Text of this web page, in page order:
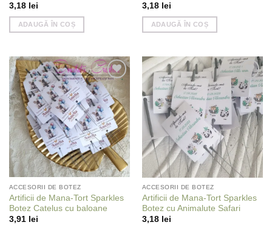
3,18 lei
ADAUGĂ ÎN COȘ
3,18 lei
ADAUGĂ ÎN COȘ
Add to
wishlist
ACCESORII DE BOTEZ
Artificii de Mana-Tort Sparkles
Botez Catelus cu baloane
3,91 lei
Add to
wishlist
ACCESORII DE BOTEZ
Artificii de Mana-Tort Sparkles
Botez cu Animalute Safari
3,18 lei